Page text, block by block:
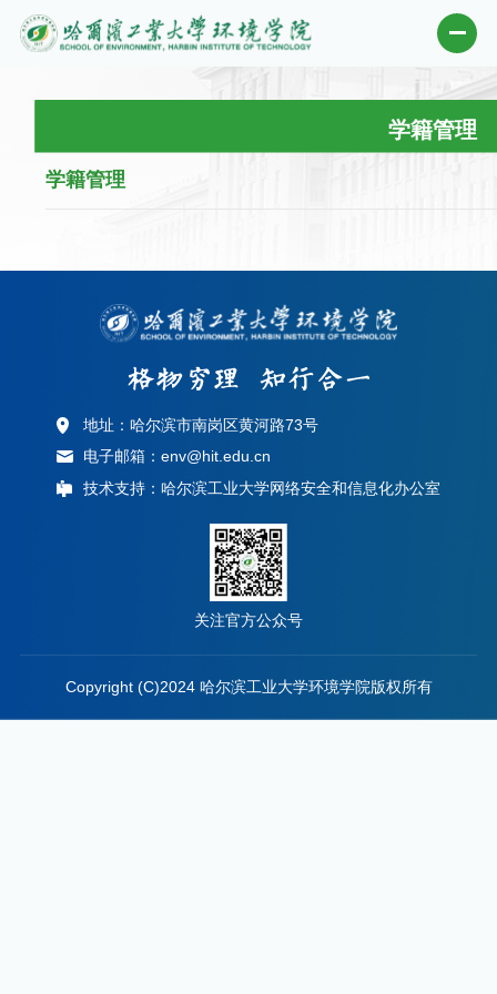
学籍管理
学籍管理
地址：哈尔滨市南岗区黄河路73号
电子邮箱：env@hit.edu.cn
技术支持：哈尔滨工业大学网络安全和信息化办公室
关注官方公众号
Copyright (C)2024 哈尔滨工业大学环境学院版权所有